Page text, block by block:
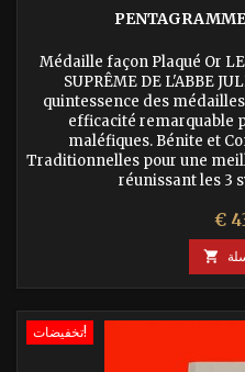
Médaille façon Plaqué Or
SUPRÊME DE L'ABBE
quintessence des
efficacité remarquable
maléfiques. Bénite et
Traditionnelles pour une
réunissant les 3

تخفيضات!